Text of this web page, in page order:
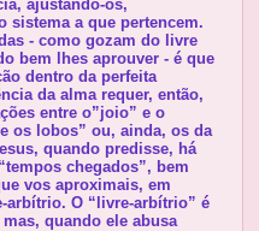
ajustando-os,
sistema a que pertencem.
- como gozam do livre
bem lhes aprouver - é que
dentro da perfeita
da alma requer, então,
entre o”joio” e o
os lobos” ou, ainda, os da
quando predisse, há
chegados”, bem
vos aproximais, em
arbítrio. O “livre-arbítrio” é
quando ele abusa